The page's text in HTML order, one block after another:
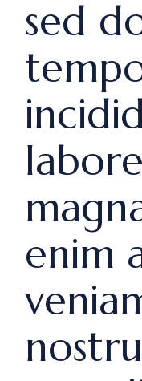
sed
enim